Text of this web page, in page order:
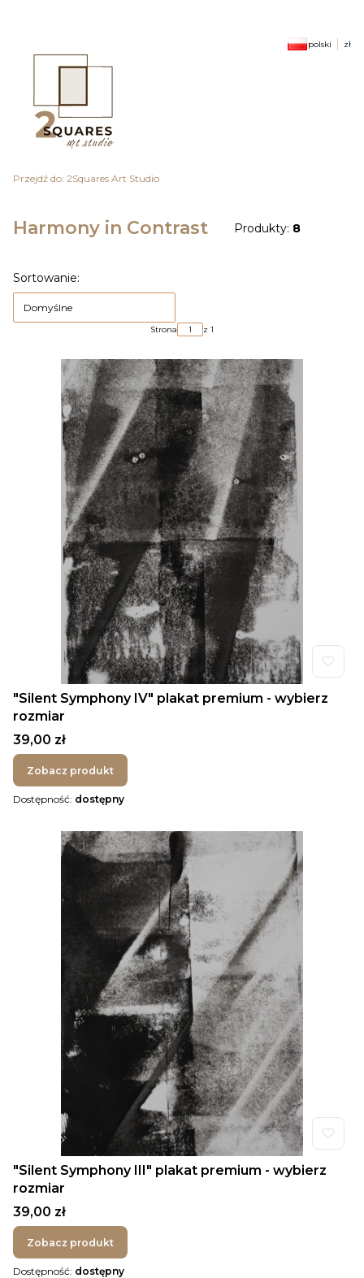
polski zł
Przejdź do: 2Squares Art Studio
Harmony in Contrast Produkty: 8
Lista produktów
Sortowanie:
Domyślne
Strona z 1
"Silent Symphony IV" plakat premium - wybierz
rozmiar
Cena
39,00 zł
Zobacz produkt
Dostępność: dostępny
"Silent Symphony III" plakat premium - wybierz
rozmiar
Cena
39,00 zł
Zobacz produkt
Dostępność: dostępny